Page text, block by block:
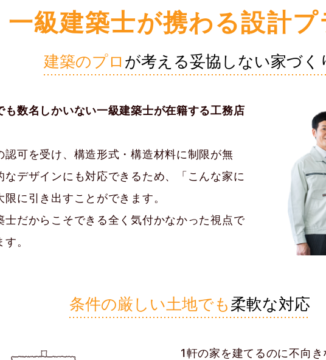
一級建築士が携わる設計
建築のプロ が考える妥協しない家づく
も数名しかいない一級建築士が在籍する工務店
認可を受け、構造形式・構造材料に制限が無
なデザインにも対応できるため、「こんな家に
に引き出すことができます。
士だからこそできる全く気付かなかった視点で
。
条件の厳しい土地でも柔軟な対応
1軒の家を建てるのに不向